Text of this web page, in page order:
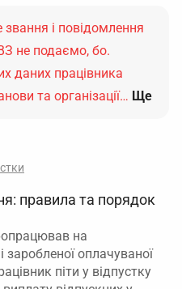
звання і повідомлення
не подаємо, бо.
даних працівника
та організації… Ще
правила та порядок
на
заробленої оплачуваної
піти у відпустку